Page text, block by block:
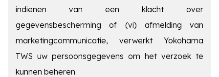
indienen van een klacht over
gegevensbescherming of (vi) afmelding van
marketingcommunicatie, verwerkt Yokohama
TWS uw persoonsgegevens om het verzoek te
kunnen beheren.